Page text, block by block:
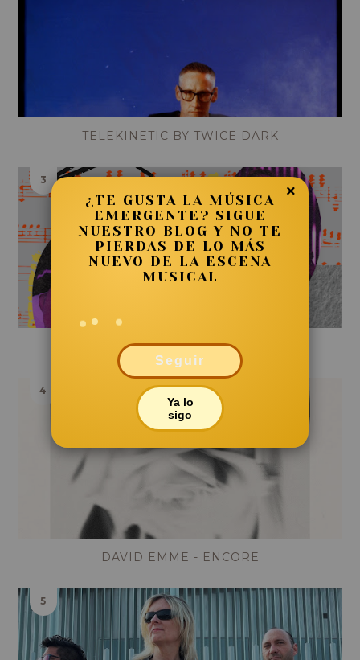
TELEKINETIC BY TWICE DARK
MANIC YEAR - NOTHING SNOOTY
DAVID EMME - ENCORE
×
¿TE GUSTA LA MÚSICA
EMERGENTE? SIGUE
NUESTRO BLOG Y NO TE
PIERDAS DE LO MÁS
NUEVO DE LA ESCENA
MUSICAL
Seguir
Ya lo
sigo